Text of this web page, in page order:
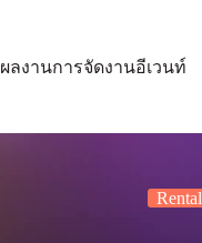
ผลงานการจัดงานอีเวนท์
Rental